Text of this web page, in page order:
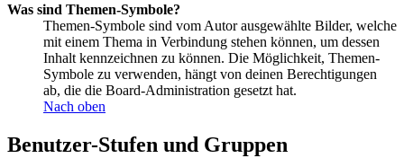
Was sind Themen-Symbole?
Themen-Symbole sind vom Autor ausgewählte Bilder, welche
mit einem Thema in Verbindung stehen können, um dessen
Inhalt kennzeichnen zu können. Die Möglichkeit, Themen-
Symbole zu verwenden, hängt von deinen Berechtigungen
ab, die die Board-Administration gesetzt hat.
Nach oben
Benutzer-Stufen und Gruppen